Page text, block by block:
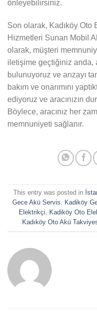
önleyebilirsiniz.
Son olarak, Kadıköy Oto
Hizmetleri Sunan Mobil
olarak, müşteri
iletişime geçtiğiniz anda,
bulunuyoruz ve arızayı
bakım ve onarımını
ediyoruz ve aracınızın
Böylece, aracınız her
memnuniyeti sağlanır.
This entry was posted in
Gece Akü Servis, Kadiköy
Elektrikçi, Kadiköy Oto
Kadıköy Oto Akü